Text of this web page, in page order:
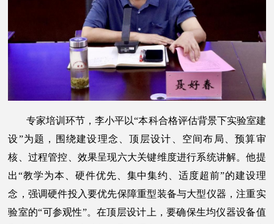
专家培训环节，李小平以“本科合格评估背景下实验室建
设”为题，围绕建设理念、顶层设计、空间布局、预算审
核、过程管控、效果呈现六大关键维度进行系统讲解。他提
出“教学为本、硬件优先、集中集约、适度超前”的建设理
念，强调硬件投入要优先保障重型装备与大型仪器，注重实
验室的“可参观性”。在顶层设计上，要确保生均仪器设备值